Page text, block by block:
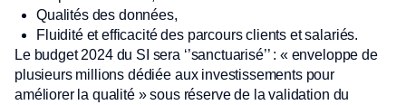
Qualités des données,
Fluidité et efficacité des parcours clients et salariés.
Le budget 2024 du SI sera ‘’sanctuarisé’’ : « enveloppe de
plusieurs millions dédiée aux investissements pour
améliorer la qualité » sous réserve de la validation du